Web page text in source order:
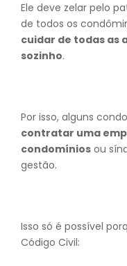
Ele deve zelar pelo
de todos os
cuidar de todas as
sozinho.
Por isso, alguns
contratar uma
condomínios ou
gestão.
Isso só é possível
Código Civil: